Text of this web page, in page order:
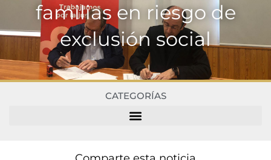
familias en riesgo de
exclusión social
CATEGORÍAS